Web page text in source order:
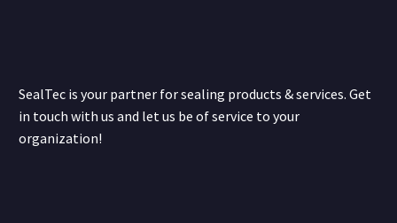
SealTec is your partner for sealing products & services. Get
in touch with us and let us be of service to your
organization!